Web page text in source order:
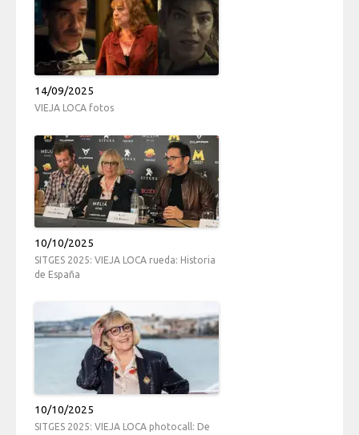
14/09/2025
VIEJA LOCA fotos
10/10/2025
SITGES 2025: VIEJA LOCA rueda: Historia
de España
10/10/2025
SITGES 2025: VIEJA LOCA photocall: De